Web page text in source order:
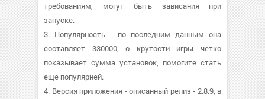
требованиям, могут быть зависания при
запуске.
3. Популярность - по последним данным она
составляет 330000, о крутости игры четко
показывает сумма установок, помогите стать
еще популярней.
4. Версия приложения - описанный релиз - 2.8.9, в